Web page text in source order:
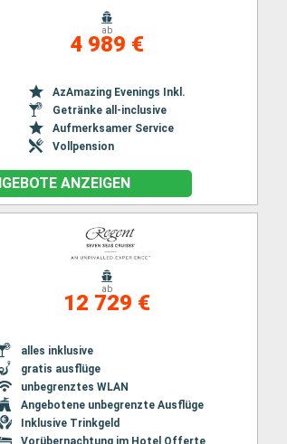
ab
4 989 €
AzAmazing Evenings Inkl.
Getränke all-inclusive
Aufmerksamer Service
Vollpension
ANZEIGEN
ab
12 729 €
alles inklusive
gratis ausflüge
unbegrenztes WLAN
Angebotene unbegrenzte Ausflüge
Inklusive Trinkgeld
Vorübernachtung im Hotel Offerte